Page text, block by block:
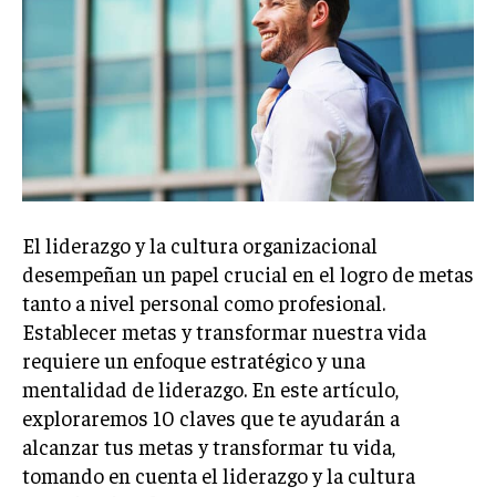
El liderazgo y la cultura organizacional
desempeñan un papel crucial en el logro de metas
tanto a nivel personal como profesional.
Establecer metas y transformar nuestra vida
requiere un enfoque estratégico y una
mentalidad de liderazgo. En este artículo,
exploraremos 10 claves que te ayudarán a
alcanzar tus metas y transformar tu vida,
tomando en cuenta el liderazgo y la cultura